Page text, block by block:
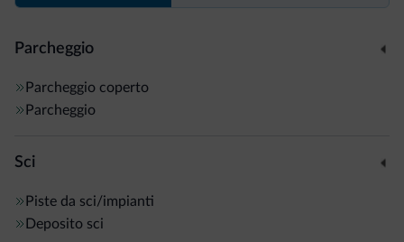
Parcheggio
Parcheggio coperto
Parcheggio
Sci
Piste da sci/impianti
Deposito sci